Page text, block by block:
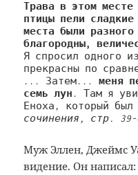
Трава в этом
птицы пели
места были
благородны,
Я спросил одного
прекрасны по
... Затем... меня
семь лун . Там я
Еноха, который
сочинения, стр. 39-
Муж Эллен, Джеймс
видение. Он